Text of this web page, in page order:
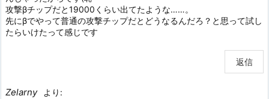
攻撃βチップだと19000くらい出てたような……。
先にβでやって普通の攻撃チップだとどうなるんだろ？と思って試し
たらいけたって感じです
返信
Zelarny
より: